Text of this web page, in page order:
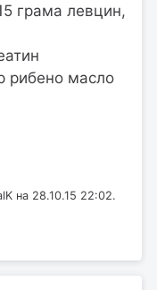
грама левцин,
рибено масло
на 28.10.15 22:02.